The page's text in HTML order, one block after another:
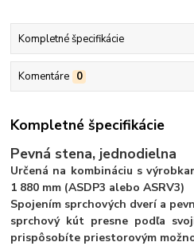
Kompletné špecifikácie
Komentáre 0
Kompletné špecifikácie
Pevná stena, jednodielna
Určená na kombináciu s
1 880 mm (ASDP3 alebo ASRV3)
Spojením sprchových dverí a
sprchový kút presne podľa
prispôsobíte priestorovým